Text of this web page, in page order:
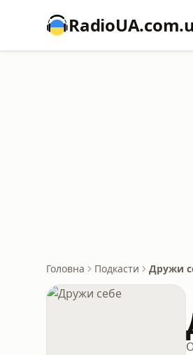
Головна Подкасти Дружи